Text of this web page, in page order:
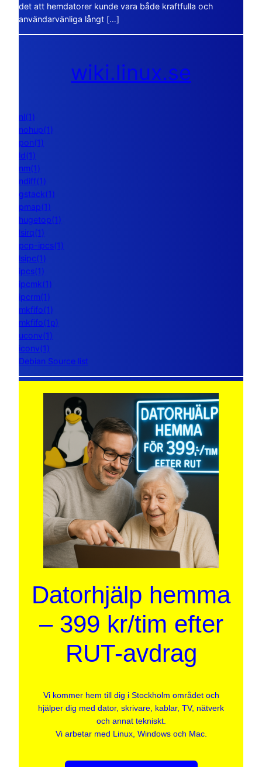
det att hemdatorer kunde vara både kraftfulla och
användarvänliga långt […]
wiki.linux.se
nl(1)
nohup(1)
pon(1)
ld(1)
nm(1)
ndiff(1)
gstack(1)
pmap(1)
hugetop(1)
lsirq(1)
pcp-ipcs(1)
lsipc(1)
ipcs(1)
ipcmk(1)
ipcrm(1)
mkfifo(1)
mkfifo(1p)
uconv(1)
iconv(1)
Debian Source list
Datorhjälp hemma
– 399 kr/tim efter
RUT-avdrag
Vi kommer hem till dig i Stockholm området och
hjälper dig med dator, skrivare, kablar, TV, nätverk
och annat tekniskt.
Vi arbetar med Linux, Windows och Mac.